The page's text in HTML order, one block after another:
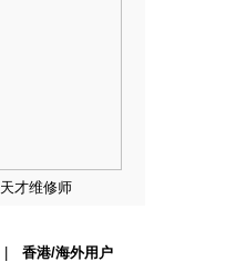
天才维修师
香港/海外用户